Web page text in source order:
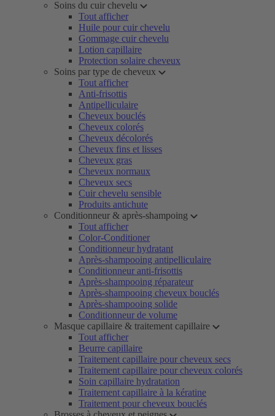
Soins du cuir chevelu
Tout afficher
Huile pour cuir chevelu
Gommage cuir chevelu
Lotion capillaire
Protection solaire cheveux
Soins par type de cheveux
Tout afficher
Anti-frisottis
Antipelliculaire
Cheveux bouclés
Cheveux colorés
Cheveux décolorés
Cheveux fins et lisses
Cheveux gras
Cheveux normaux
Cheveux secs
Cuir chevelu sensible
Produits antichute
Conditionneur & après-shampoing
Tout afficher
Color-Conditioner
Conditionneur hydratant
Après-shampooing antipelliculaire
Conditionneur anti-frisottis
Après-shampooing réparateur
Après-shampooing cheveux bouclés
Après-shampooing solide
Conditionneur de volume
Masque capillaire & traitement capillaire
Tout afficher
Beurre capillaire
Traitement capillaire pour cheveux secs
Traitement capillaire pour cheveux colorés
Soin capillaire hydratation
Traitement capillaire à la kératine
Traitement pour cheveux bouclés